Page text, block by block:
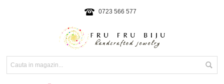
0723 566 577